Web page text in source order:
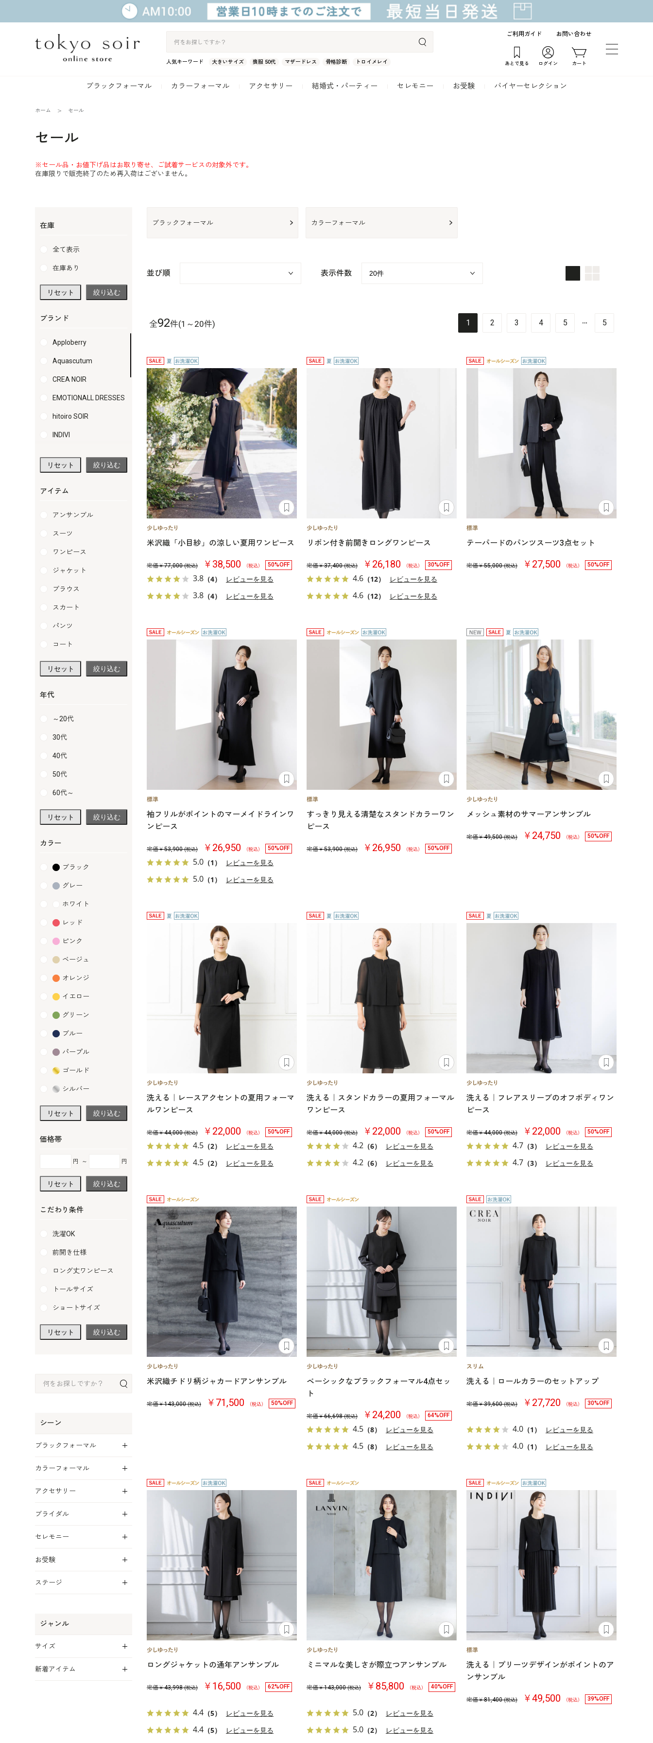
人気キーワード 大きいサイズ 喪服 50代 マザードレス 骨格診断 トロイメレイ
ご利用ガイド お問い合わせ
あとで見る ログイン カート
ブラックフォーマル カラーフォーマル アクセサリー 結婚式・パーティー セレモニー お受験 バイヤーセレクション
ホーム セール
セール
※セール品・お値下げ品はお取り寄せ、ご試着サービスの対象外です。
在庫限りで販売終了のため再入荷はございません。
ブラックフォーマル カラーフォーマル
並び順 表示件数
全92件(1～20件) 1 2 3 4 5 5
米沢織「小目紗」の涼しい夏用ワンピース
定価￥77,000 (税込) ￥38,500 （税込） 50%OFF
3.8 （4） レビューを見る
3.8 （4） レビューを見る
リボン付き前開きロングワンピース
定価￥37,400 (税込) ￥26,180 （税込） 30%OFF
4.6（12） レビューを見る
4.6（12） レビューを見る
テーパードのパンツスーツ3点セット
定価￥55,000 (税込) ￥27,500 （税込） 50%OFF
袖フリルがポイントのマーメイドラインワ
ンピース
定価￥53,900 (税込) ￥26,950 （税込） 50%OFF
5.0 （1） レビューを見る
5.0 （1） レビューを見る
すっきり見える清楚なスタンドカラーワン
ピース
定価￥53,900 (税込) ￥26,950 （税込） 50%OFF
メッシュ素材のサマーアンサンブル
定価￥49,500 (税込) ￥24,750 （税込） 50%OFF
洗える｜レースアクセントの夏用フォーマ
ルワンピース
定価￥44,000 (税込) ￥22,000 （税込） 50%OFF
4.5 （2） レビューを見る
4.5 （2） レビューを見る
洗える｜スタンドカラーの夏用フォーマル
ワンピース
定価￥44,000 (税込) ￥22,000 （税込） 50%OFF
4.2（6） レビューを見る
4.2（6） レビューを見る
洗える｜フレアスリーブのオフボディワン
ピース
定価￥44,000 (税込) ￥22,000 （税込） 50%OFF
4.7（3） レビューを見る
4.7（3） レビューを見る
米沢織チドリ柄ジャカードアンサンブル
定価￥143,000 (税込) ￥71,500 （税込） 50%OFF
ベーシックなブラックフォーマル4点セッ
ト
定価￥66,698 (税込) ￥24,200 （税込） 64%OFF
4.5（8） レビューを見る
4.5（8） レビューを見る
洗える｜ロールカラーのセットアップ
定価￥39,600 (税込) ￥27,720 （税込） 30%OFF
4.0（1） レビューを見る
4.0（1） レビューを見る
ロングジャケットの通年アンサンブル
定価￥43,998 (税込) ￥16,500 （税込） 62%OFF
4.4 （5） レビューを見る
4.4 （5） レビューを見る
ミニマルな美しさが際立つアンサンブル
定価￥143,000 (税込) ￥85,800 （税込） 40%OFF
5.0（2） レビューを見る
5.0（2） レビューを見る
洗える｜プリーツデザインがポイントのア
ンサンブル
定価￥81,400 (税込) ￥49,500 （税込） 39%OFF
在庫
全て表示
在庫あり
リセット 絞り込む
ブランド
Apploberry
Aquascutum
CREA NOIR
EMOTIONALL DRESSES
hitoiro SOIR
INDIVI
LANVIN NOIR
pierre cardin
リセット 絞り込む
アイテム
アンサンブル
スーツ
ワンピース
ジャケット
ブラウス
スカート
パンツ
コート
リセット 絞り込む
年代
～20代
30代
40代
50代
60代～
リセット 絞り込む
カラー
ブラック
グレー
ホワイト
レッド
ピンク
ベージュ
オレンジ
イエロー
グリーン
ブルー
パープル
ゴールド
シルバー
リセット 絞り込む
価格帯
円 ～ 円
リセット 絞り込む
こだわり条件
洗濯OK
前開き仕様
ロング丈ワンピース
トールサイズ
ショートサイズ
リセット 絞り込む
シーン
ブラックフォーマル
カラーフォーマル
アクセサリー
ブライダル
セレモニー
お受験
ステージ
ジャンル
サイズ
新着アイテム